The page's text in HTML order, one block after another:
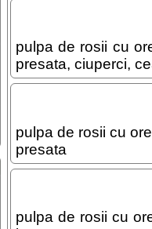
pulpa de rosii cu
presata, ciuperci,
pulpa de rosii cu
presata
pulpa de rosii cu